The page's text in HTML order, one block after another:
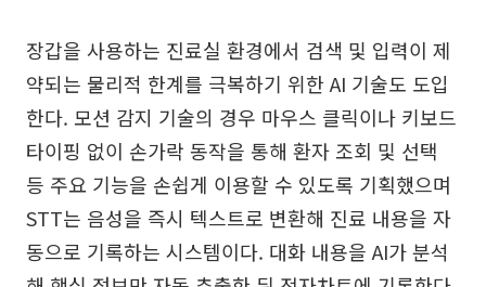
장갑을 사용하는 진료실 환경에서 검색 및 입력이 제
약되는 물리적 한계를 극복하기 위한 AI 기술도 도입
한다. 모션 감지 기술의 경우 마우스 클릭이나 키보드
타이핑 없이 손가락 동작을 통해 환자 조회 및 선택
등 주요 기능을 손쉽게 이용할 수 있도록 기획했으며
STT는 음성을 즉시 텍스트로 변환해 진료 내용을 자
동으로 기록하는 시스템이다. 대화 내용을 AI가 분석